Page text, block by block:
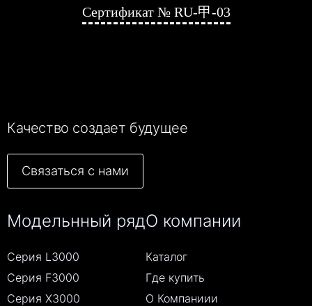
Сертификат № RU-甲-03
Качество создает будущее
Связаться с нами
Модельнный ряд
Серия L3000
Серия F3000
Серия Х3000
О компании
Каталог
Где купить
О Компаниии